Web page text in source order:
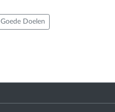
Goede Doelen